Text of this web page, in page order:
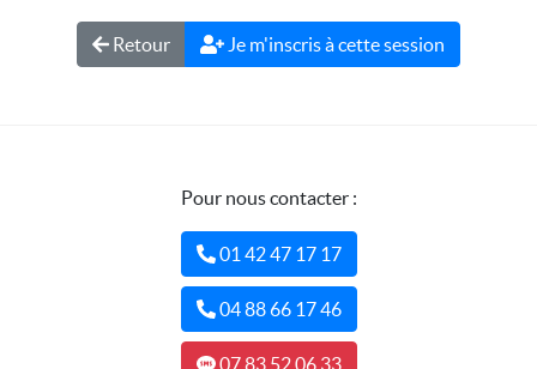
Retour Je m'inscris à cette session
Pour nous contacter :
01 42 47 17 17
04 88 66 17 46
07 83 52 06 33